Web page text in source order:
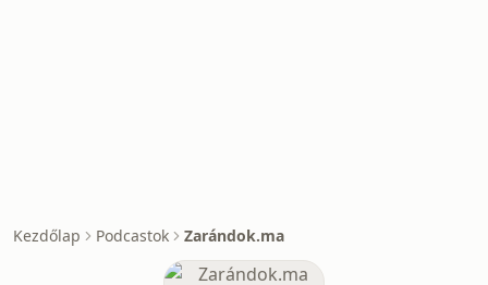
Kezdőlap Podcastok Zarándok.ma